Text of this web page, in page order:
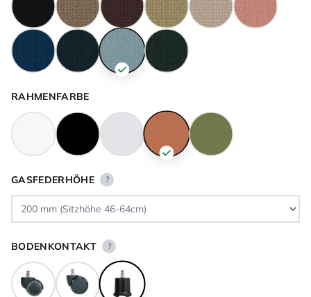
RAHMENFARBE
GASFEDERHÖHE ?
BODENKONTAKT ?